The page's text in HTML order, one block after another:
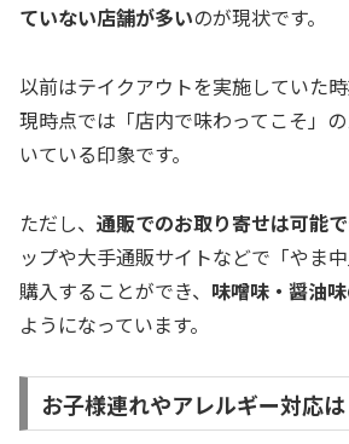
ていない店舗が多いのが現状です。
以前はテイクアウトを実施していた
現時点では「店内で味わってこそ」
いている印象です。
ただし、 通販でのお取り寄せは可能で
ップや大手通販サイトなどで「やま
購入することができ、 味噌味・醤油
ようになっています。
お子様連れやアレルギー対応は